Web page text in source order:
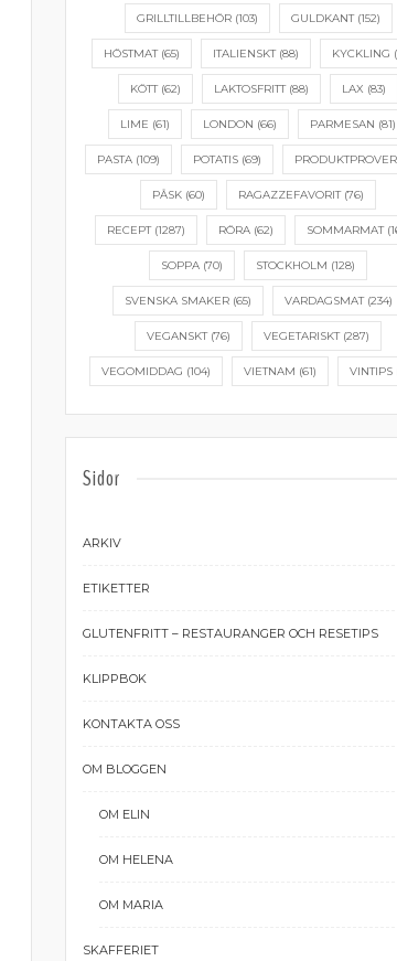
GRILLTILLBEHÖR(103) GULDKANT(152)
HÖSTMAT(65) ITALIENSKT(88) KYCKLING
KÖTT(62) LAKTOSFRITT(88) LAX (83)
LIME (61) LONDON (66) PARMESAN (81)
PASTA (109) POTATIS (69) PRODUKTPROVER
PÅSK (60) RAGAZZEFAVORIT(76)
RECEPT(1287) RÖRA(62) SOMMARMAT
SOPPA (70) STOCKHOLM (128)
SVENSKA SMAKER(65) VARDAGSMAT(234)
VEGANSKT(76) VEGETARISKT(287)
VEGOMIDDAG (104) VIETNAM (61) VINTIPS
Sidor
ARKIV
ETIKETTER
GLUTENFRITT – RESTAURANGER OCH RESETIPS
KLIPPBOK
KONTAKTA OSS
OM BLOGGEN
OM ELIN
OM HELENA
OM MARIA
SKAFFERIET